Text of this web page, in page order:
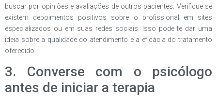
buscar por opiniões e avaliações de outros pacientes. Verifique se
existem depoimentos positivos sobre o profissional em sites
especializados ou em suas redes sociais. Isso pode te dar uma
ideia sobre a qualidade do atendimento e a eficácia do tratamento
oferecido.
3. Converse com o psicólogo
antes de iniciar a terapia